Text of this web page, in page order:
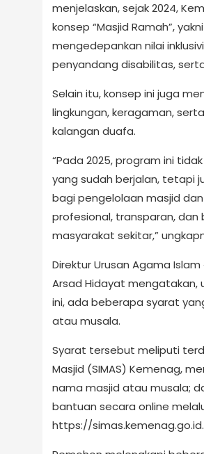
menjelaskan, sejak 2024,
konsep “Masjid Ramah”,
mengedepankan nilai
penyandang disabilitas,
Selain itu, konsep ini juga
lingkungan, keragaman,
kalangan duafa.
“Pada 2025, program ini
yang sudah berjalan, tetapi
bagi pengelolaan masjid
profesional, transparan, dan
masyarakat sekitar,”
Direktur Urusan Agama
Arsad Hidayat
ini, ada beberapa syarat
atau musala.
Syarat tersebut meliputi
Masjid (SIMAS) Kemenag,
nama masjid atau musala;
bantuan secara online
https://simas.kemenag.go.id.